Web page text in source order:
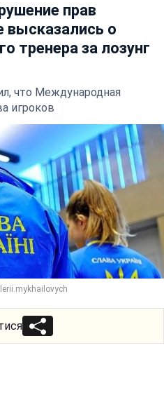
прав
высказались о
тренера за лозунг
что Международная
игроков